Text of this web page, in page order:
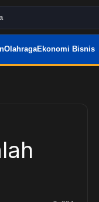
OlahragaEkonomi Bisnis